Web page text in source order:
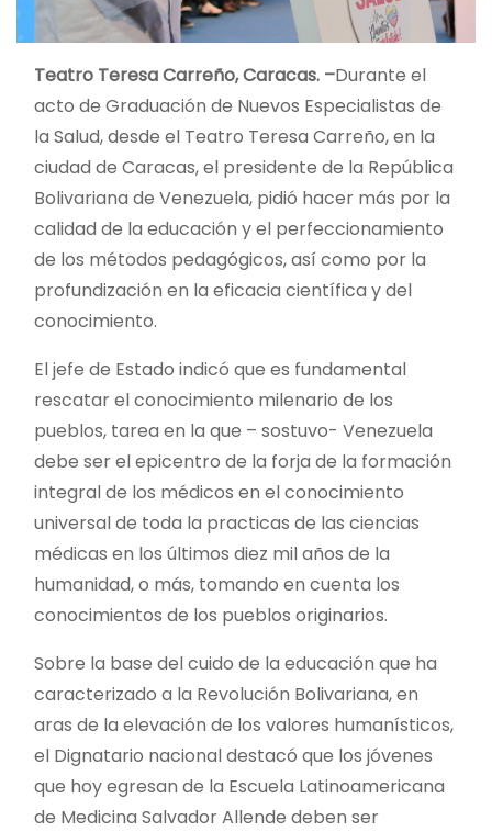
Teatro Teresa Carreño, Caracas. –Durante el
acto de Graduación de Nuevos Especialistas de
la Salud, desde el Teatro Teresa Carreño, en la
ciudad de Caracas, el presidente de la República
Bolivariana de Venezuela, pidió hacer más por la
calidad de la educación y el perfeccionamiento
de los métodos pedagógicos, así como por la
profundización en la eficacia científica y del
conocimiento.
El jefe de Estado indicó que es fundamental
rescatar el conocimiento milenario de los
pueblos, tarea en la que – sostuvo- Venezuela
debe ser el epicentro de la forja de la formación
integral de los médicos en el conocimiento
universal de toda la practicas de las ciencias
médicas en los últimos diez mil años de la
humanidad, o más, tomando en cuenta los
conocimientos de los pueblos originarios.
Sobre la base del cuido de la educación que ha
caracterizado a la Revolución Bolivariana, en
aras de la elevación de los valores humanísticos,
el Dignatario nacional destacó que los jóvenes
que hoy egresan de la Escuela Latinoamericana
de Medicina Salvador Allende deben ser